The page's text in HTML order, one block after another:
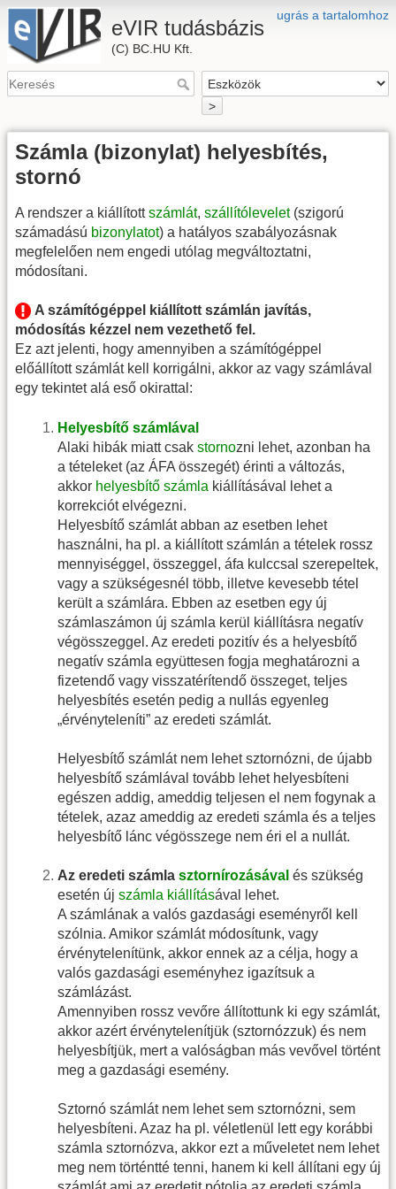
ugrás a tartalomhoz
eVIR tudásbázis
(C) BC.HU Kft.
>
Számla (bizonylat) helyesbítés,
stornó
A rendszer a kiállítottszámlát, szállítólevelet(szigorú
számadású bizonylatot) a hatályos szabályozásnak
megfelelően nem engedi utólag megváltoztatni,
módosítani.
A számítógéppel kiállított számlán javítás,
módosítás kézzel nem vezethető fel.
Ez azt jelenti, hogy amennyiben a számítógéppel
előállított számlát kell korrigálni, akkor az vagy számlával
egy tekintet alá eső okirattal:
Helyesbítő számlával
Alaki hibák miatt csak stornozni lehet, azonban ha
a tételeket (az ÁFA összegét) érinti a változás,
akkor helyesbítő számla kiállításával lehet a
korrekciót elvégezni.
Helyesbítő számlát abban az esetben lehet
használni, ha pl. a kiállított számlán a tételek rossz
mennyiséggel, összeggel, áfa kulccsal szerepeltek,
vagy a szükségesnél több, illetve kevesebb tétel
került a számlára. Ebben az esetben egy új
számlaszámon új számla kerül kiállításra negatív
végösszeggel. Az eredeti pozitív és a helyesbítő
negatív számla együttesen fogja meghatározni a
fizetendő vagy visszatérítendő összeget, teljes
helyesbítés esetén pedig a nullás egyenleg
„érvényteleníti” az eredeti számlát.
Helyesbítő számlát nem lehet sztornózni, de újabb
helyesbítő számlával tovább lehet helyesbíteni
egészen addig, ameddig teljesen el nem fogynak a
tételek, azaz ameddig az eredeti számla és a teljes
helyesbítő lánc végösszege nem éri el a nullát.
Az eredeti számla sztornírozásával és szükség
esetén új számla kiállításával lehet.
A számlának a valós gazdasági eseményről kell
szólnia. Amikor számlát módosítunk, vagy
érvénytelenítünk, akkor ennek az a célja, hogy a
valós gazdasági eseményhez igazítsuk a
számlázást.
Amennyiben rossz vevőre állítottunk ki egy számlát,
akkor azért érvénytelenítjük (sztornózzuk) és nem
helyesbítjük, mert a valóságban más vevővel történt
meg a gazdasági esemény.
Sztornó számlát nem lehet sem sztornózni, sem
helyesbíteni. Azaz ha pl. véletlenül lett egy korábbi
számla sztornózva, akkor ezt a műveletet nem lehet
meg nem történtté tenni, hanem ki kell állítani egy új